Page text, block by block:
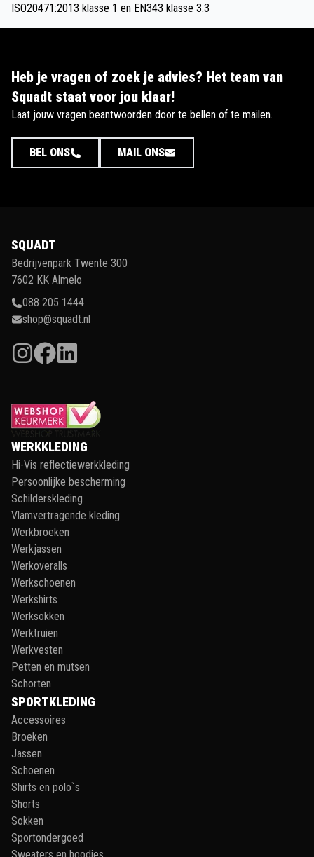
ISO20471:2013 klasse 1 en EN343 klasse 3.3
Heb je vragen of zoek je advies? Het team van
Squadt staat voor jou klaar!
Laat jouw vragen beantwoorden door te bellen of te mailen.
BEL ONS MAIL ONS
SQUADT
Bedrijvenpark Twente 300
7602 KK Almelo
088 205 1444
shop@squadt.nl
WERKKLEDING
Hi-Vis reflectiewerkkleding
Persoonlijke bescherming
Schilderskleding
Vlamvertragende kleding
Werkbroeken
Werkjassen
Werkoveralls
Werkschoenen
Werkshirts
Werksokken
Werktruien
Werkvesten
Petten en mutsen
Schorten
SPORTKLEDING
Accessoires
Broeken
Jassen
Schoenen
Shirts en polo`s
Shorts
Sokken
Sportondergoed